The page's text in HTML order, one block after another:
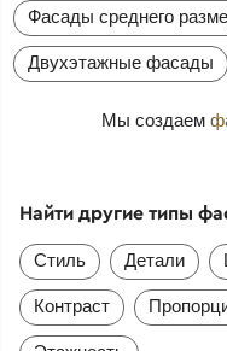
Фасады среднего
Двухэтажные фасады
Мы создаем
Найти другие типы
Стиль Детали
Контраст